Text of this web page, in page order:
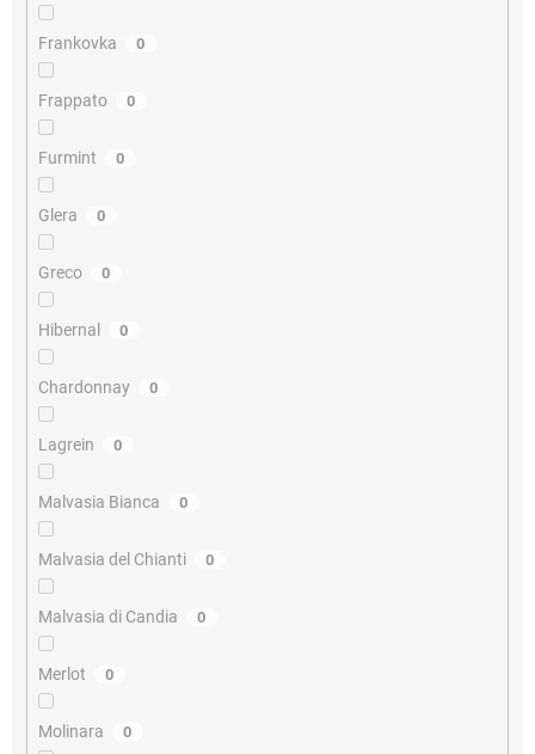
Frankovka 0
Frappato 0
Furmint 0
Glera 0
Greco 0
Hibernal 0
Chardonnay 0
Lagrein 0
Malvasia Bianca 0
Malvasia del Chianti 0
Malvasia di Candia 0
Merlot 0
Molinara 0